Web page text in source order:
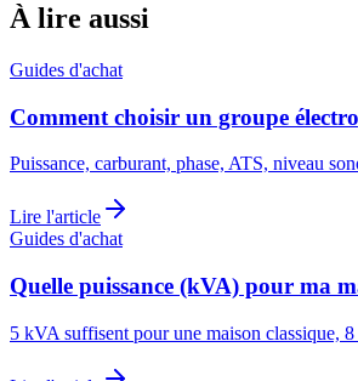
À lire aussi
Guides d'achat
Comment choisir un groupe
Puissance, carburant, phase, ATS, niveau
Lire l'article
Guides d'achat
Quelle puissance (kVA) pour ma
5 kVA suffisent pour une maison classique,